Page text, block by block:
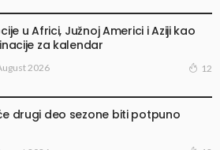
u Africi, Južnoj Americi i Aziji kao
za kalendar
2026 12
drugi deo sezone biti potpuno